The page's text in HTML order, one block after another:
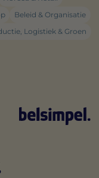
Beleid & Organisatie
Logistiek & Groen